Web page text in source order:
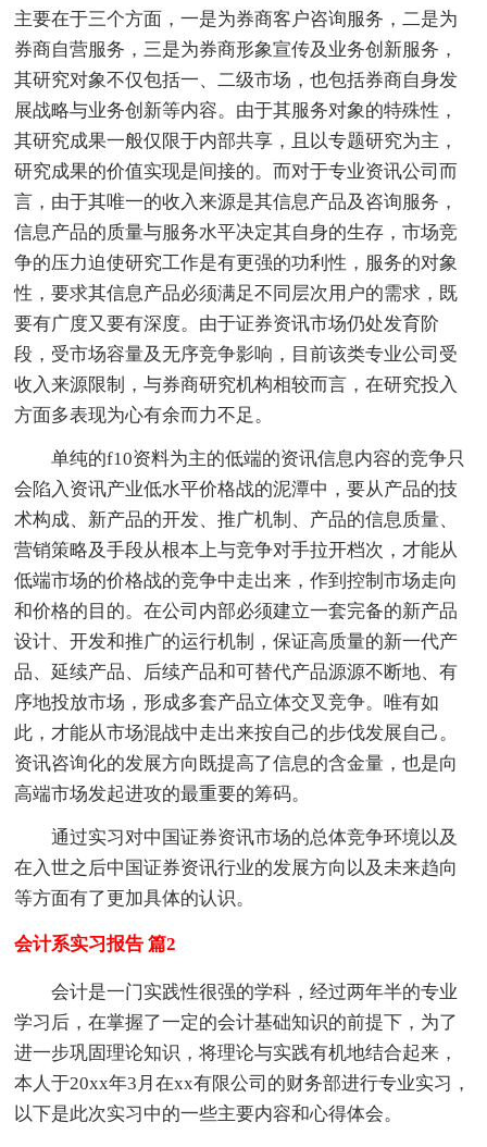
主要在于三个方面，一是为券商客户咨询服务，二是为
券商自营服务，三是为券商形象宣传及业务创新服务，
其研究对象不仅包括一、二级市场，也包括券商自身发
展战略与业务创新等内容。由于其服务对象的特殊性，
其研究成果一般仅限于内部共享，且以专题研究为主，
研究成果的价值实现是间接的。而对于专业资讯公司而
言，由于其唯一的收入来源是其信息产品及咨询服务，
信息产品的质量与服务水平决定其自身的生存，市场竞
争的压力迫使研究工作是有更强的功利性，服务的对象
性，要求其信息产品必须满足不同层次用户的需求，既
要有广度又要有深度。由于证券资讯市场仍处发育阶
段，受市场容量及无序竞争影响，目前该类专业公司受
收入来源限制，与券商研究机构相较而言，在研究投入
方面多表现为心有余而力不足。
单纯的f10资料为主的低端的资讯信息内容的竞争只
会陷入资讯产业低水平价格战的泥潭中，要从产品的技
术构成、新产品的开发、推广机制、产品的信息质量、
营销策略及手段从根本上与竞争对手拉开档次，才能从
低端市场的价格战的竞争中走出来，作到控制市场走向
和价格的目的。在公司内部必须建立一套完备的新产品
设计、开发和推广的运行机制，保证高质量的新一代产
品、延续产品、后续产品和可替代产品源源不断地、有
序地投放市场，形成多套产品立体交叉竞争。唯有如
此，才能从市场混战中走出来按自己的步伐发展自己。
资讯咨询化的发展方向既提高了信息的含金量，也是向
高端市场发起进攻的最重要的筹码。
通过实习对中国证券资讯市场的总体竞争环境以及
在入世之后中国证券资讯行业的发展方向以及未来趋向
等方面有了更加具体的认识。
会计系实习报告 篇2
会计是一门实践性很强的学科，经过两年半的专业
学习后，在掌握了一定的会计基础知识的前提下，为了
进一步巩固理论知识，将理论与实践有机地结合起来，
本人于20xx年3月在xx有限公司的财务部进行专业实习，
以下是此次实习中的一些主要内容和心得体会。